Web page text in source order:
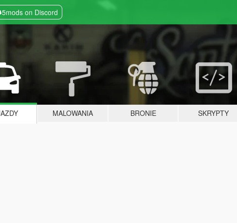
5mods on Discord
MALOWANIA BRONIE SKRYPTY